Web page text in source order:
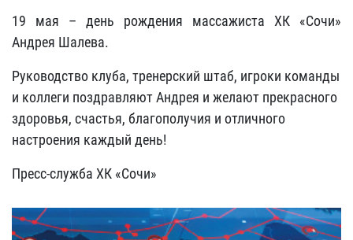
19 мая – день рождения массажиста ХК «Сочи»
Андрея Шалева.
Руководство клуба, тренерский штаб, игроки команды
и коллеги поздравляют Андрея и желают прекрасного
здоровья, счастья, благополучия и отличного
настроения каждый день!
Пресс-служба ХК «Сочи»